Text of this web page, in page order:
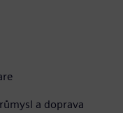
a doprava